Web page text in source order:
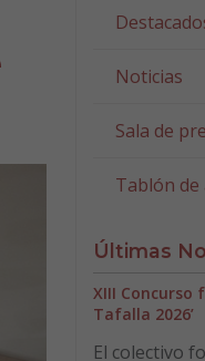
Noticias
Sala de
Tablón de
Últimas
XIII Concurso
Tafalla 2026’
El colectivo